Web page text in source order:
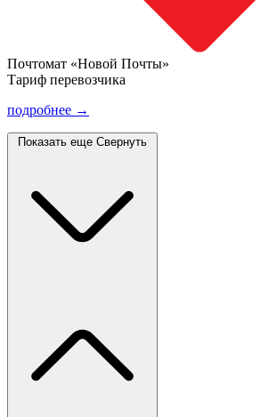
Почтомат «Новой Почты»
Тариф перевозчика
подробнее →
Показать еще Свернуть